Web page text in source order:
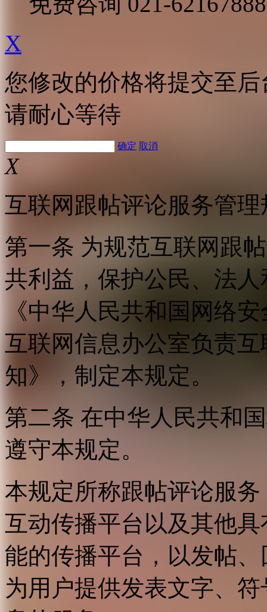
X
您修改的价格将提交至
请耐心等待
确定 取消
X
互联网跟帖评论服务管理
第一条 为规范互联网跟
共利益，保护公民、法
《中华人民共和国网络
互联网信息办公室负责
知》，制定本规定。
第二条 在中华人民共和
遵守本规定。
本规定所称跟帖评论服
互动传播平台以及其他
能的传播平台，以发帖
为用户提供发表文字、